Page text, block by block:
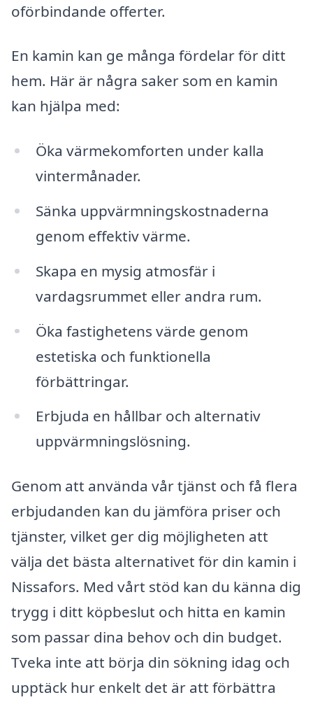
oförbindande offerter.
En kamin kan ge många fördelar för ditt
hem. Här är några saker som en kamin
kan hjälpa med:
Öka värmekomforten under kalla
vintermånader.
Sänka uppvärmningskostnaderna
genom effektiv värme.
Skapa en mysig atmosfär i
vardagsrummet eller andra rum.
Öka fastighetens värde genom
estetiska och funktionella
förbättringar.
Erbjuda en hållbar och alternativ
uppvärmningslösning.
Genom att använda vår tjänst och få flera
erbjudanden kan du jämföra priser och
tjänster, vilket ger dig möjligheten att
välja det bästa alternativet för din kamin i
Nissafors. Med vårt stöd kan du känna dig
trygg i ditt köpbeslut och hitta en kamin
som passar dina behov och din budget.
Tveka inte att börja din sökning idag och
upptäck hur enkelt det är att förbättra